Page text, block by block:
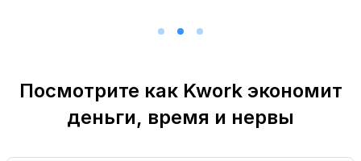
Посмотрите как Kwork экономит
деньги, время и нервы